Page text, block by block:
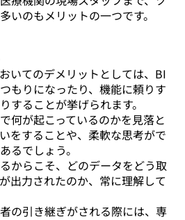
いのもメリットの一つです。
いてのデメリットとしては、BI
もりになったり、機能に頼りす
することが挙げられます。
何が起こっているのかを見落と
をすることや、柔軟な思考がで
るでしょう。
からこそ、どのデータをどう取
出力されたのか、常に理解して
の引き継ぎがされる際には、専